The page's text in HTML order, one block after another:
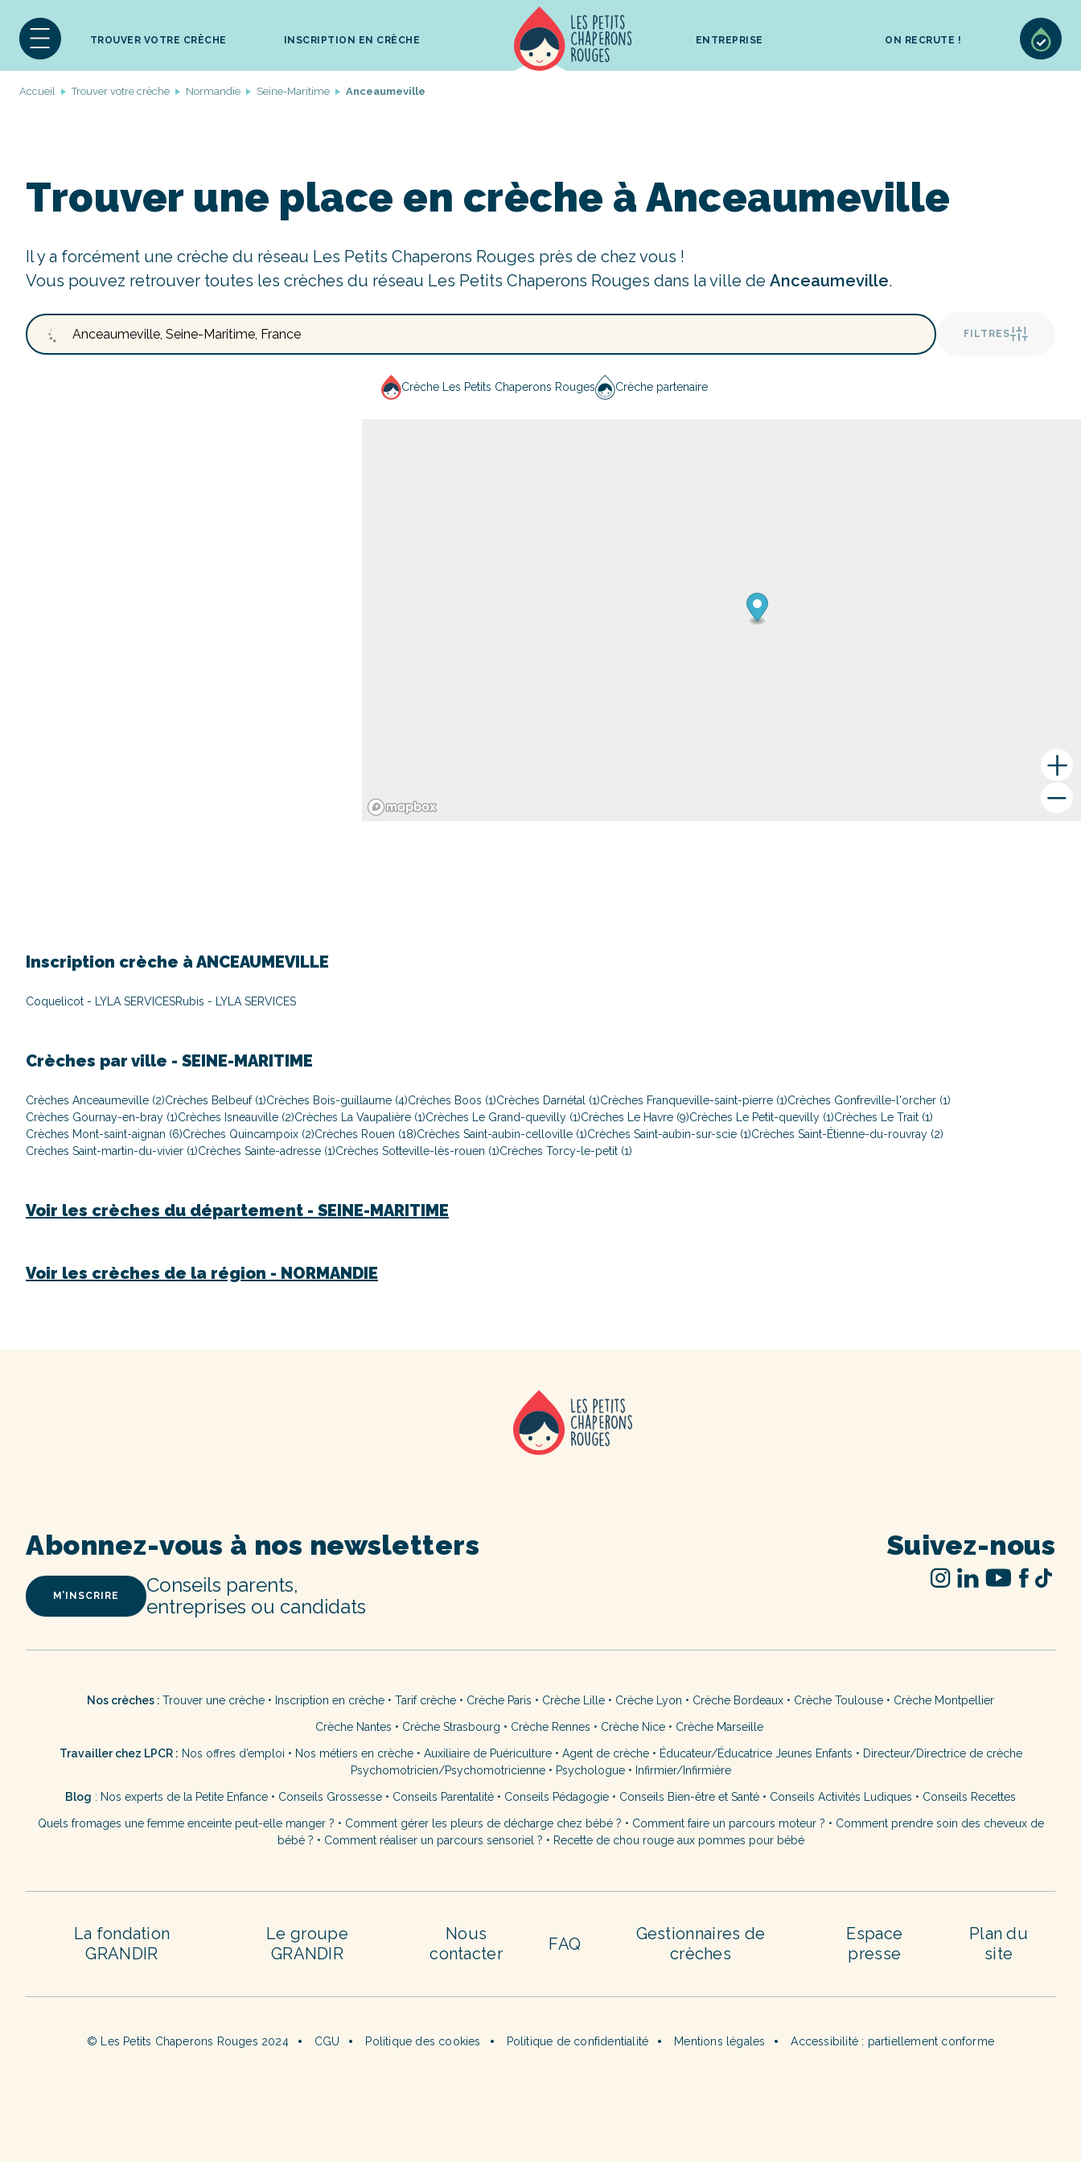
TROUVER VOTRE CRÈCHE INSCRIPTION EN CRÈCHE ENTREPRISE ON RECRUTE !
Accueil Trouver votre crèche Normandie Seine-Maritime Anceaumeville
Trouver une place en crèche à Anceaumeville
Il y a forcément une crèche du réseau Les Petits Chaperons Rouges près de chez vous !
Vous pouvez retrouver toutes les crèches du réseau Les Petits Chaperons Rouges dans la ville de Anceaumeville.
FILTRES
Crèche Les Petits Chaperons Rouges Crèche partenaire
Inscription crèche à ANCEAUMEVILLE
Coquelicot - LYLA SERVICESRubis - LYLA SERVICES
Crèches par ville - SEINE-MARITIME
Crèches Anceaumeville (2)Crèches Belbeuf (1)Crèches Bois-guillaume (4)Crèches Boos (1)Crèches Darnétal (1)Crèches Franqueville-saint-pierre (1)Crèches Gonfreville-l'orcher (1)
Crèches Gournay-en-bray (1)Crèches Isneauville (2)Crèches La Vaupalière (1)Crèches Le Grand-quevilly (1)Crèches Le Havre (9)Crèches Le Petit-quevilly (1)Crèches Le Trait (1)
Crèches Mont-saint-aignan (6)Crèches Quincampoix (2)Crèches Rouen (18)Crèches Saint-aubin-celloville (1)Crèches Saint-aubin-sur-scie (1)Crèches Saint-Étienne-du-rouvray (2)
Crèches Saint-martin-du-vivier (1)Crèches Sainte-adresse (1)Crèches Sotteville-lès-rouen (1)Crèches Torcy-le-petit (1)
Voir les crèches du département - SEINE-MARITIME
Voir les crèches de la région - NORMANDIE
Abonnez-vous à nos newsletters
M’INSCRIRE
Conseils parents,
entreprises ou candidats
Suivez-nous
Nos crèches : Trouver une crèche • Inscription en crèche • Tarif crèche • Crèche Paris • Crèche Lille • Crèche Lyon • Crèche Bordeaux • Crèche Toulouse • Crèche Montpellier
Crèche Nantes • Crèche Strasbourg • Crèche Rennes • Crèche Nice• Crèche Marseille
Travailler chez LPCR : Nos offres d’emploi • Nos métiers en crèche• Auxiliaire de Puériculture• Agent de crèche• Éducateur/Éducatrice Jeunes Enfants • Directeur/Directrice de crèche
Psychomotricien/Psychomotricienne• Psychologue• Infirmier/Infirmière
Blog : Nos experts de la Petite Enfance • Conseils Grossesse • Conseils Parentalité • Conseils Pédagogie • Conseils Bien-être et Santé • Conseils Activités Ludiques • Conseils Recettes
Quels fromages une femme enceinte peut-elle manger ? • Comment gérer les pleurs de décharge chez bébé ? • Comment faire un parcours moteur ? • Comment prendre soin des cheveux de
bébé ? • Comment réaliser un parcours sensoriel ? • Recette de chou rouge aux pommes pour bébé
La fondation
GRANDIR
Le groupe
GRANDIR
Nous
contacter
FAQ
Gestionnaires de
crèches
Espace
presse
Plan du
site
© Les Petits Chaperons Rouges 2024 CGU Politique des cookies Politique de confidentialité Mentions légales Accessibilité : partiellement conforme